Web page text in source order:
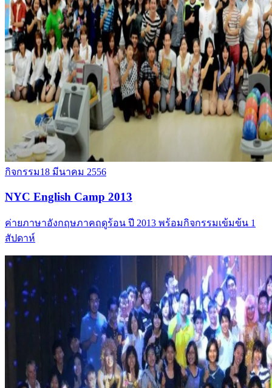
กิจกรรม18 มีนาคม 2556
NYC English Camp 2013
ค่ายภาษาอังกฤษภาคฤดูร้อน ปี 2013 พร้อมกิจกรรมเข้มข้น 1
สัปดาห์